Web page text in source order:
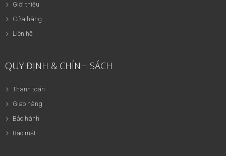
Giới thiệu
Cửa hàng
Liên hệ
QUY ĐỊNH & CHÍNH SÁCH
Thanh toán
Giao hàng
Bảo hành
Bảo mật